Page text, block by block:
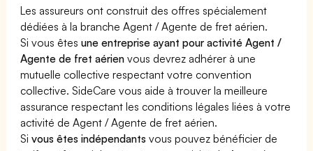
Les assureurs ont construit des offres spécialement
dédiées à la branche Agent / Agente de fret aérien.
Si vous êtesune entreprise ayant pour activité Agent /
Agente de fret aérien vous devrez adhérer à une
mutuelle collective respectant votre convention
collective. SideCare vous aide à trouver la meilleure
assurance respectant les conditions légales liées à votre
activité de Agent / Agente de fret aérien.
Sivous êtes indépendants vous pouvez bénéficier de